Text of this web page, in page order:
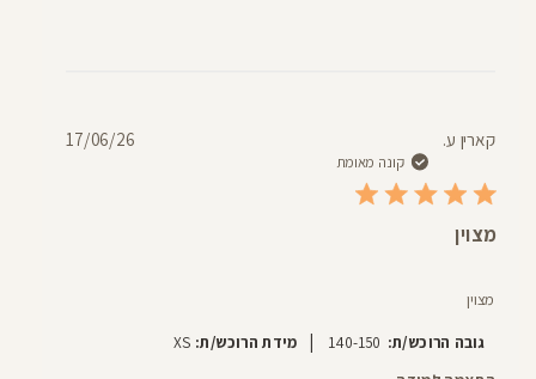
קארין ע.
קונה מאומת
מצוין
מצוין
גובה הרוכש/ת: 140-150
| מידת הרוכש/ת: XS
17/06/26